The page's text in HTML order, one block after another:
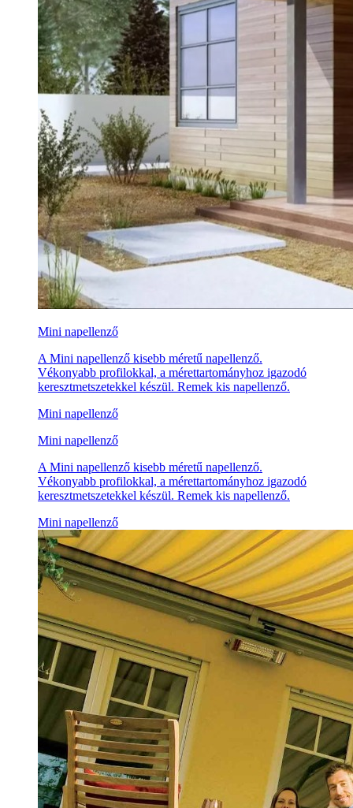
Mini napellenző
A Mini napellenző kisebb méretű napellenző.
Vékonyabb profilokkal, a mérettartományhoz igazodó
keresztmetszetekkel készül. Remek kis napellenző.
Mini napellenző
Mini napellenző
A Mini napellenző kisebb méretű napellenző.
Vékonyabb profilokkal, a mérettartományhoz igazodó
keresztmetszetekkel készül. Remek kis napellenző.
Mini napellenző